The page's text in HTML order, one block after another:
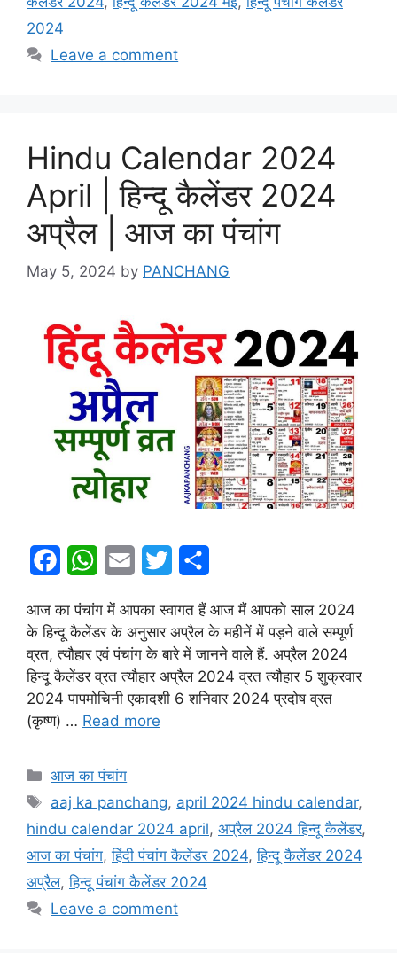
2024
Leave a comment
Hindu Calendar 2024
April | हिन्दू कैलेंडर 2024
अप्रैल | आज का पंचांग
May 5, 2024 by PANCHANG
c
e
b
k
W
a
t
s
p
a
i
l
i
t
t
e
a
r
e
आज का पंचांग में आपका स्वागत हैं आज मैं आपको साल 2024
के हिन्दू कैलेंडर के अनुसार अप्रैल के महीनें में पड़ने वाले सम्पूर्ण
व्रत, त्यौहार एवं पंचांग के बारे में जानने वाले हैं. अप्रैल 2024
हिन्दू कैलेंडर व्रत त्यौहार अप्रैल 2024 व्रत त्यौहार 5 शुक्रवार
2024 पापमोचिनी एकादशी 6 शनिवार 2024 प्रदोष व्रत
(कृष्ण) … Read more
Categories
आज का पंचांग
Tags
aaj ka panchang, april 2024 hindu calendar,
hindu calendar 2024 april, अप्रैल 2024 हिन्दू कैलेंडर,
आज का पंचांग,हिंदी पंचांग कैलेंडर 2024,हिन्दू कैलेंडर 2024
अप्रैल,हिन्दू पंचांग कैलेंडर 2024
Leave a comment